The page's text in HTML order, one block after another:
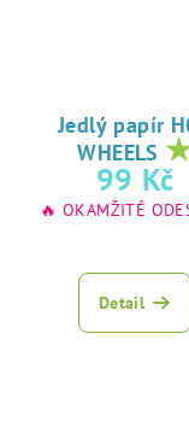
Jedlý papír
WHEELS
oblíbený
jedlý
99 Kč
🔥 OKAMŽITÉ
Detail